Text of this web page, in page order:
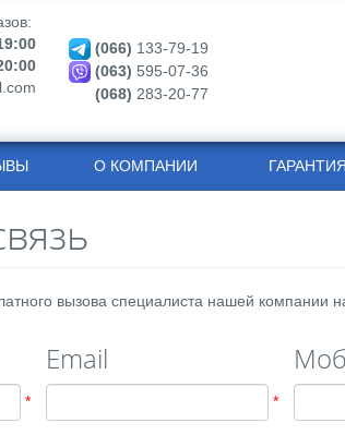
(066) 133-79-19
(063) 595-07-36
(068) 283-20-77
О КОМПАНИИ ГАРАНТИЯ
вызова специалиста нашей компании
Email